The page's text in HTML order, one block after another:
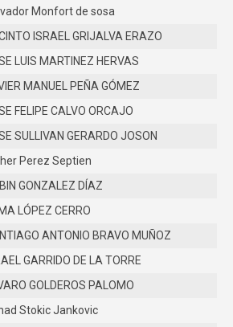
Monfort de sosa
ISRAEL GRIJALVA ERAZO
LUIS MARTINEZ HERVAS
MANUEL PEÑA GÓMEZ
FELIPE CALVO ORCAJO
SULLIVAN GERARDO JOSON
Perez Septien
GONZALEZ DÍAZ
LÓPEZ CERRO
ANTONIO BRAVO MUÑOZ
GARRIDO DE LA TORRE
GOLDEROS PALOMO
Stokic Jankovic